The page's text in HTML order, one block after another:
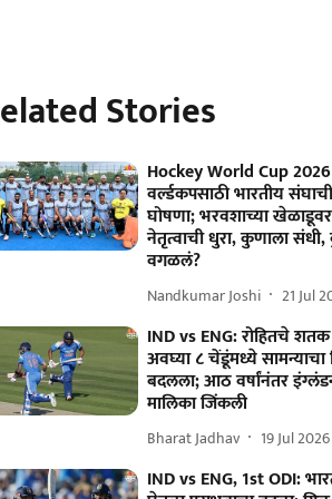
Stories
Hockey World Cup
वर्ल्डकपसाठी भारतीय
घोषणा; भरवशाच्या खेळाडूवर
नेतृत्वाची धुरा, कुणाला
वगळलं?
Nandkumar Joshi 21 Jul
IND vs ENG: रोहितचे शतक
अवघ्या ८ चेंडूंमध्ये
बदलला; आठ वर्षांनंतर
मालिका जिंकली
Bharat Jadhav 19 Jul 2026
IND vs ENG, 1st ODI: